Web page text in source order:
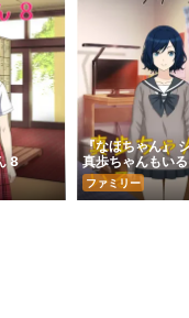
8
『なほちゃん』
真歩ちゃんもいる
ファミリー